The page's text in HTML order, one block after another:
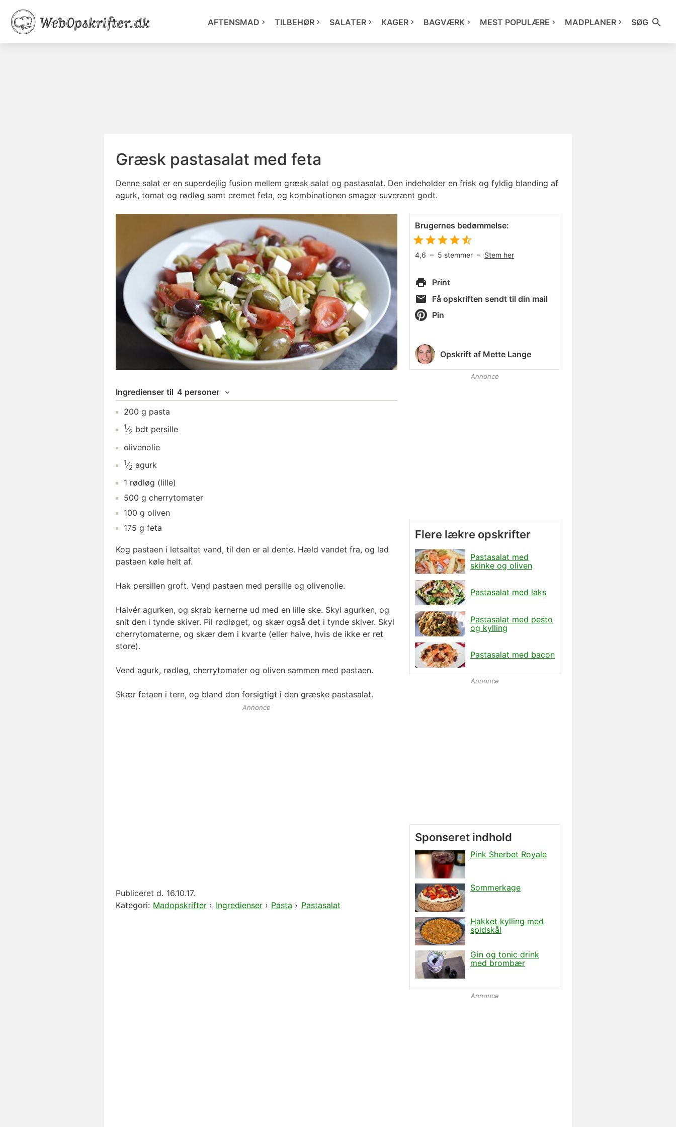
AFTENSMAD TILBEHØR SALATER KAGER BAGVÆRK MEST POPULÆRE MADPLANER SØG
Græsk pastasalat med feta
Denne salat er en superdejlig fusion mellem græsk salat og pastasalat. Den indeholder en frisk og fyldig blanding af
agurk, tomat og rødløg samt cremet feta, og kombinationen smager suverænt godt.
Ingredienser til 4 personer
200 g pasta
1⁄2 bdt persille
olivenolie
1⁄2 agurk
1 rødløg (lille)
500 g cherrytomater
100 g oliven
175 g feta
Kog pastaen i letsaltet vand, til den er al dente. Hæld vandet fra, og lad
pastaen køle helt af.
Hak persillen groft. Vend pastaen med persille og olivenolie.
Halvér agurken, og skrab kernerne ud med en lille ske. Skyl agurken, og
snit den i tynde skiver. Pil rødløget, og skær også det i tynde skiver. Skyl
cherrytomaterne, og skær dem i kvarte (eller halve, hvis de ikke er ret
store).
Vend agurk, rødløg, cherrytomater og oliven sammen med pastaen.
Skær fetaen i tern, og bland den forsigtigt i den græske pastasalat.
Annonce
Publiceret d. 16.10.17.
Kategori: Madopskrifter › Ingredienser› Pasta › Pastasalat
Brugernes bedømmelse:
4,6 – 5 stemmer – Stem her
Print
Få opskriften sendt til din mail
Pin
Opskrift af Mette Lange
Annonce
Flere lækre opskrifter
Pastasalat med
skinke og oliven
Pastasalat med laks
Pastasalat med pesto
og kylling
Pastasalat med bacon
Annonce
Annonce